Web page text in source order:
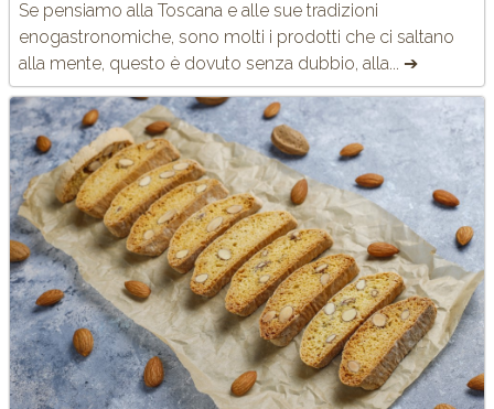
Se pensiamo alla Toscana e alle sue tradizioni
enogastronomiche, sono molti i prodotti che ci saltano
alla mente, questo è dovuto senza dubbio, alla... ➔